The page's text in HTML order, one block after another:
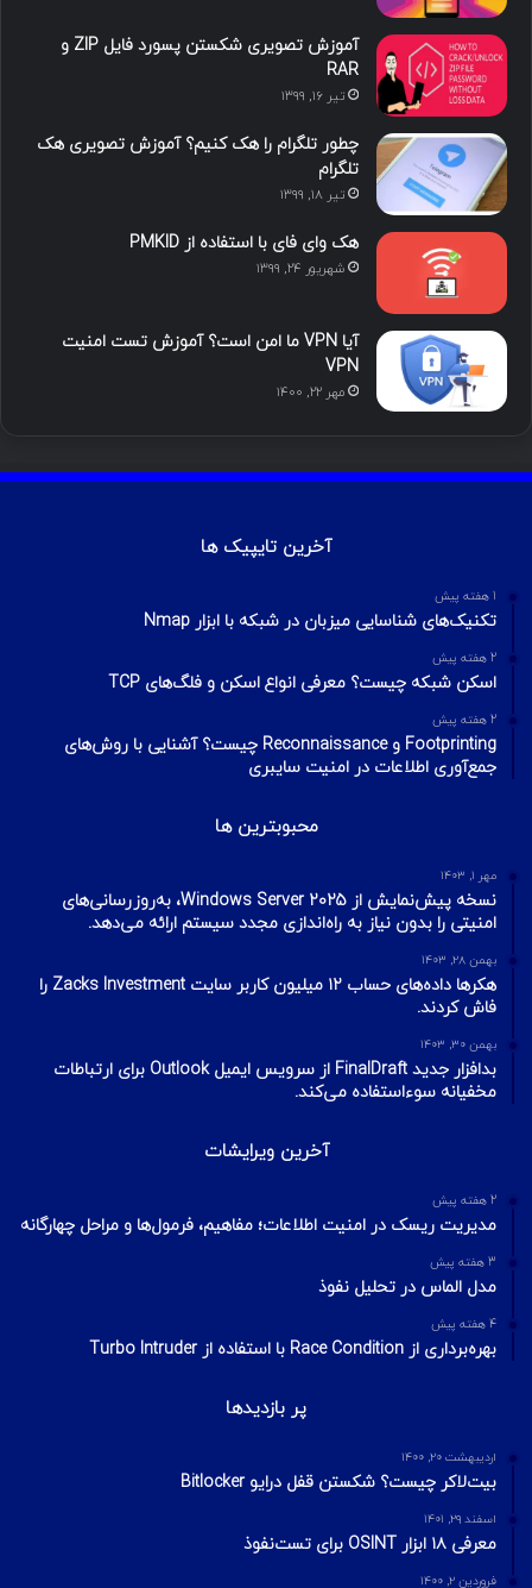
ی
ن
گ
ا
آموزش تصویری شکستن پسورد فایل ZIP و
RAR
تیر ۱۶, ۱۳۹۹
چطور تلگرام را هک کنیم؟ آموزش تصویری هک
تلگرام
تیر ۱۸, ۱۳۹۹
هک وای فای با استفاده از PMKID
شهریور ۲۴, ۱۳۹۹
آیا VPN ما امن است؟ آموزش تست امنیت
VPN
مهر ۲۲, ۱۴۰۰
آخرین تایپیک ها
1 هفته پیش
تکنیک‌های شناسایی میزبان در شبکه با ابزار Nmap
2 هفته پیش
اسکن شبکه چیست؟ معرفی انواع اسکن و فلگ‌های TCP
2 هفته پیش
Footprinting و Reconnaissance چیست؟ آشنایی با روش‌های
جمع‌آوری اطلاعات در امنیت سایبری
محبوبترین ها
مهر ۱, ۱۴۰۳
نسخه پیش‌نمایش از Windows Server 2025، به‌روزرسانی‌های
امنیتی را بدون نیاز به راه‌اندازی مجدد سیستم ارائه می‌دهد.
بهمن ۲۸, ۱۴۰۳
هکرها داده‌های حساب ۱۲ میلیون کاربر سایت Zacks Investment را
فاش کردند.
بهمن ۳۰, ۱۴۰۳
بدافزار جدید FinalDraft از سرویس ایمیل Outlook برای ارتباطات
مخفیانه سوءاستفاده می‌کند.
آخرین ویرایشات
2 هفته پیش
مدیریت ریسک در امنیت اطلاعات؛ مفاهیم، فرمول‌ها و مراحل چهارگانه
3 هفته پیش
مدل الماس در تحلیل نفوذ
4 هفته پیش
بهره‌برداری از Race Condition با استفاده از Turbo Intruder
پر بازدیدها
اردیبهشت ۲۰, ۱۴۰۰
بیت‌لاکر چیست؟ شکستن قفل درایو Bitlocker
اسفند ۲۹, ۱۴۰۱
معرفی ۱۸ ابزار OSINT برای تست‌نفوذ
فروردین ۲, ۱۴۰۰